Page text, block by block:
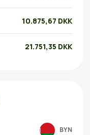
10.875,67 DKK
21.751,35 DKK
BYN